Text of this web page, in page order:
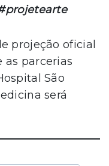
projeção oficial
as parcerias
São
será